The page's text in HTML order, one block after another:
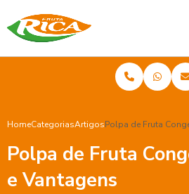
HomeCategoriasArtigosPolpa de Fruta
Polpa de Fruta
e Vantagens